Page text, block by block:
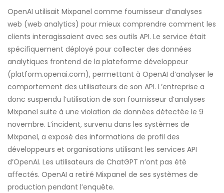
OpenAI utilisait Mixpanel comme fournisseur d’analyses
web (web analytics) pour mieux comprendre comment les
clients interagissaient avec ses outils API. Le service était
spécifiquement déployé pour collecter des données
analytiques frontend de la plateforme développeur
(platform.openai.com), permettant à OpenAI d’analyser le
comportement des utilisateurs de son API. L’entreprise a
donc suspendu l’utilisation de son fournisseur d’analyses
Mixpanel suite à une violation de données détectée le 9
novembre. L’incident, survenu dans les systèmes de
Mixpanel, a exposé des informations de profil des
développeurs et organisations utilisant les services API
d’OpenAI. Les utilisateurs de ChatGPT n’ont pas été
affectés. OpenAI a retiré Mixpanel de ses systèmes de
production pendant l’enquête.